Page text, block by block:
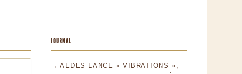
JOURNAL
→ AEDES LANCE « VIBRATIONS »,